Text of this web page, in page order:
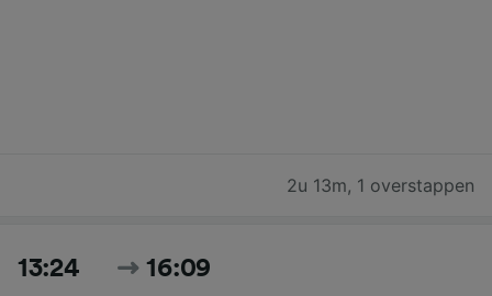
2u 13m, 1 overstappen
13:24 16:09